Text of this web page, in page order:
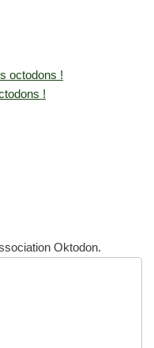
octodons !
!
Oktodon.